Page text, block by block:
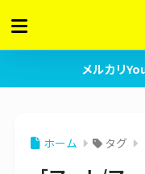
メルカリ
ホーム タグ